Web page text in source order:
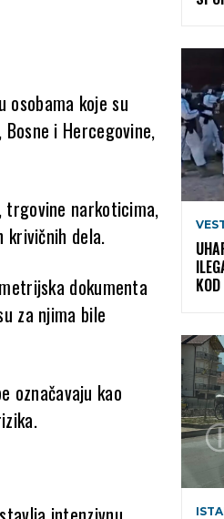
koje su
i Hercegovine,
trgovine narkoticima,
krivičnih dela.
dokumenta
za njima bile
označavaju kao